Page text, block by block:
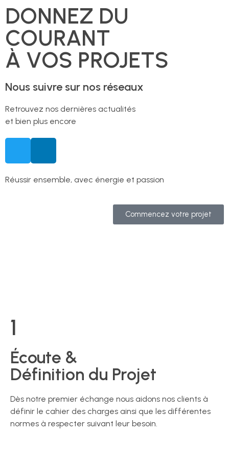
DONNEZ DU
COURANT
À VOS PROJETS
Nous suivre sur nos réseaux
Retrouvez nos dernières actualités
et bien plus encore
Réussir ensemble, avec énergie et passion
Commencez votre projet
1
Écoute &
Définition du Projet​
Dès notre premier échange nous aidons nos clients à
définir le cahier des charges ainsi que les différentes
normes à respecter suivant leur besoin.